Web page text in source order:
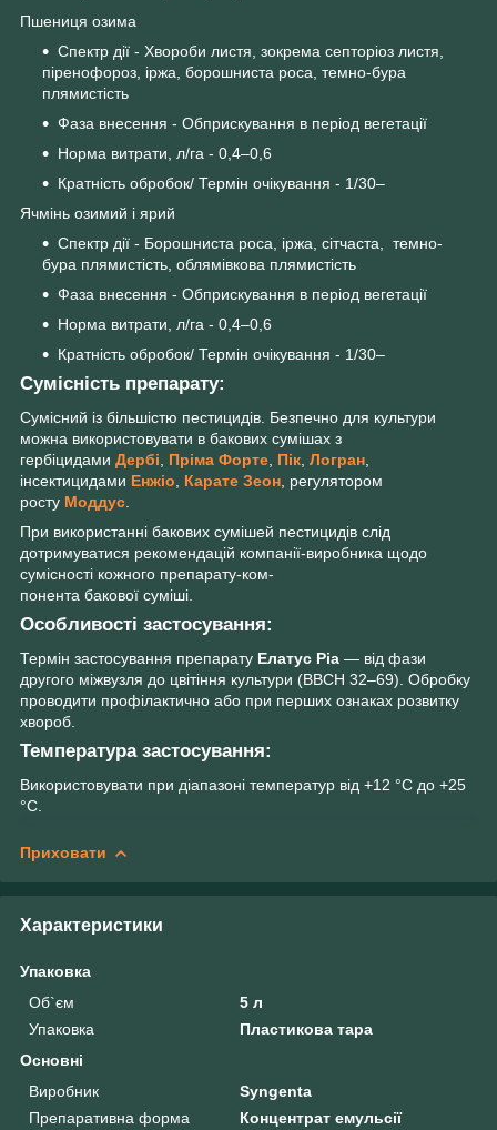
Пшениця озима
Спектр дії - Хвороби листя, зокрема септоріоз листя,
піренофороз, іржа, борошниста роса, темно-бура
плямистість
Фаза внесення - Обприскування в період вегетації
Норма витрати, л/га - 0,4–0,6
Кратність обробок/ Термін очікування - 1/30–
Ячмінь озимий і ярий
Спектр дії - Борошниста роса, іржа, сітчаста, темно-
бура плямистість, облямівкова плямистість
Фаза внесення - Обприскування в період вегетації
Норма витрати, л/га - 0,4–0,6
Кратність обробок/ Термін очікування - 1/30–
Сумісність препарату:
Сумісний із більшістю пестицидів. Безпечно для культури
можна використовувати в бакових сумішах з
гербіцидами Дербі Пріма Форте Пік Логран
інсектицидами Енжіо Карате Зеон , регулятором
росту Моддус
При використанні бакових сумішей пестицидів слід
дотримуватися рекомендацій компанії-виробника щодо
сумісності кожного препарату-ком-
понента бакової суміші.
Особливості застосування:
Термін застосування препарату Елатус Ріа — від фази
другого міжвузля до цвітіння культури (ВВСН 32–69). Обробку
проводити профілактично або при перших ознаках розвитку
хвороб.
Температура застосування:
Використовувати при діапазоні температур від +12 °С до +25
°С.
Приховати
Характеристики
Упаковка
Об`єм
5 л
Упаковка
Пластикова тара
Основні
Виробник
Syngenta
Препаративна форма
Концентрат емульсії